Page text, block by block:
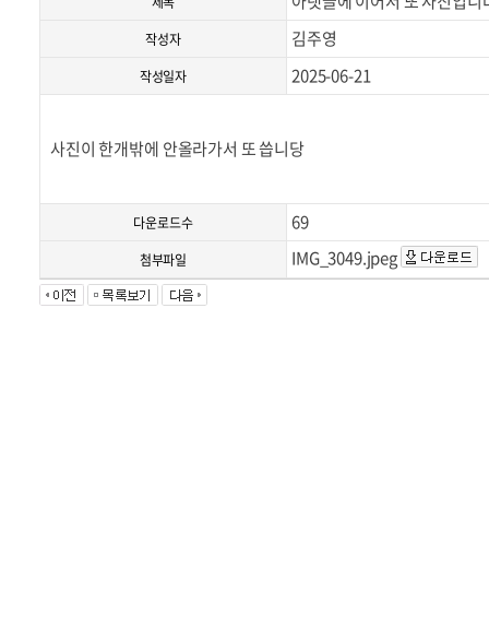
작성자 김주영
작성일자 2025-06-21
사진이 한개밖에 안올라가서 또 씁니당
다운로드수 69
첨부파일 IMG_3049.jpeg